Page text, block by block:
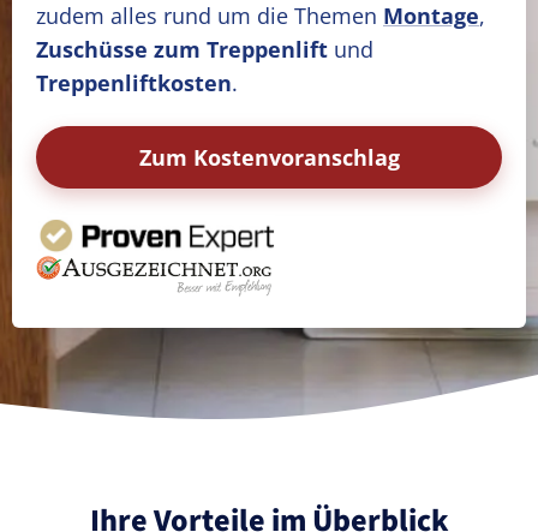
zudem alles rund um die Themen Montage,
Zuschüsse zum Treppenlift und
Treppenliftkosten.
Zum Kostenvoranschlag
Ihre Vorteile im Überblick